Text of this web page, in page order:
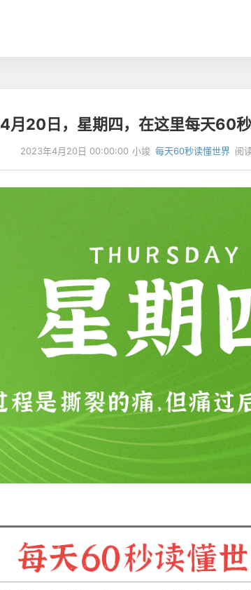
4月20日，星期四，在这里每天60秒
2023年4月20日 00:00:00 小竣 每天60秒读懂世界 阅